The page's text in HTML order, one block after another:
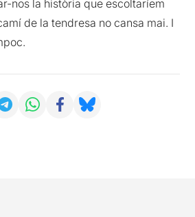
nos la història que escoltaríem
de la tendresa no cansa mai. I